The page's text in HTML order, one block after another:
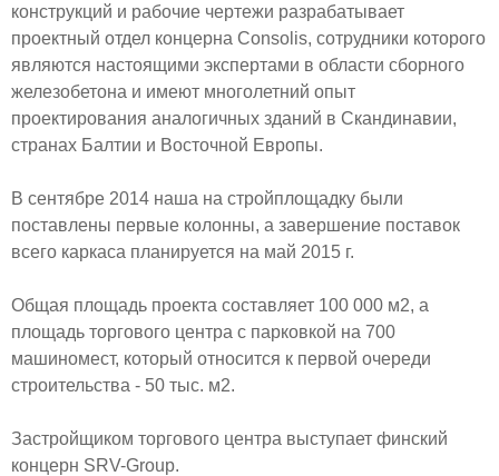
конструкций и рабочие чертежи разрабатывает
проектный отдел концерна Consolis, сотрудники которого
являются настоящими экспертами в области сборного
железобетона и имеют многолетний опыт
проектирования аналогичных зданий в Скандинавии,
странах Балтии и Восточной Европы.
В сентябре 2014 наша на стройплощадку были
поставлены первые колонны, а завершение поставок
всего каркаса планируется на май 2015 г.
Общая площадь проекта составляет 100 000 м2, а
площадь торгового центра с парковкой на 700
машиномест, который относится к первой очереди
строительства - 50 тыс. м2.
Застройщиком торгового центра выступает финский
концерн SRV-Group.